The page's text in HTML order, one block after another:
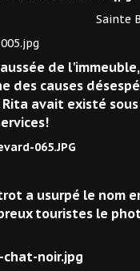
Blandine
de
des causes
avait existé
a usurpé le nom
touristes le